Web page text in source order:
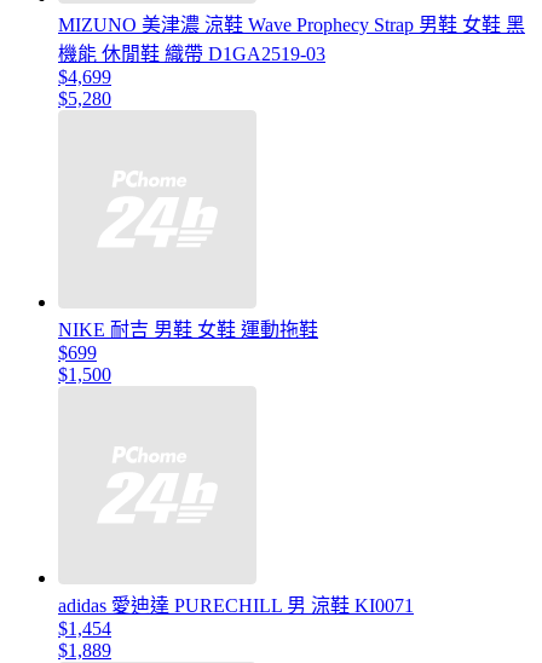
MIZUNO 美津濃 涼鞋 Wave Prophecy Strap 男鞋 女鞋 黑
機能 休閒鞋 織帶 D1GA2519-03
$4,699
$5,280
NIKE 耐吉 男鞋 女鞋 運動拖鞋
$699
$1,500
adidas 愛迪達 PURECHILL 男 涼鞋 KI0071
$1,454
$1,889